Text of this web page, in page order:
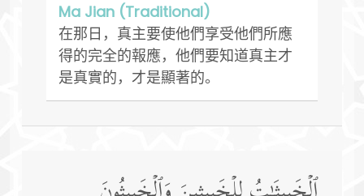
Ma Jian (Traditional)
在那日，真主要使他們享受他們所應
得的完全的報應，他們要知道真主才
是真實的，才是顯著的。